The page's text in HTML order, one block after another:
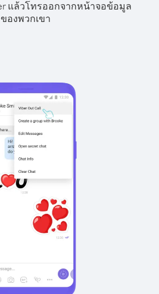
แล้วโทรออกจากหน้าจอข้อมูล
ของพวกเขา